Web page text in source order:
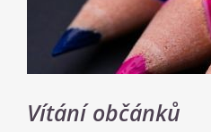
Vítání občánků